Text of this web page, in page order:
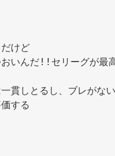
けど
おいんだ!!セリーグが最
貫しとるし、ブレがな
する